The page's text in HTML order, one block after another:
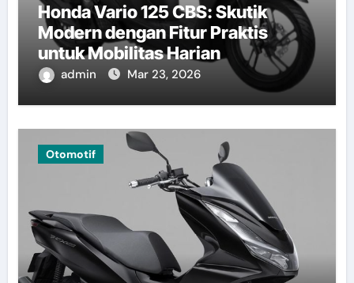
Honda Vario 125 CBS: Skutik
Modern dengan Fitur Praktis
untuk Mobilitas Harian
admin Mar 23, 2026
Otomotif